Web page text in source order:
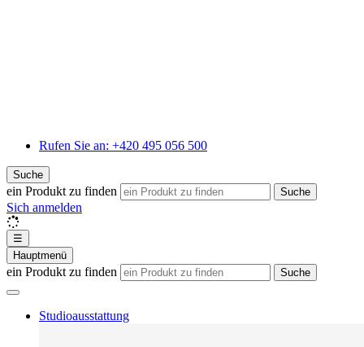
Rufen Sie an: +420 495 056 500
Suche
ein Produkt zu finden Suche
Sich anmelden
☰
Hauptmenü
ein Produkt zu finden Suche
Studioausstattung